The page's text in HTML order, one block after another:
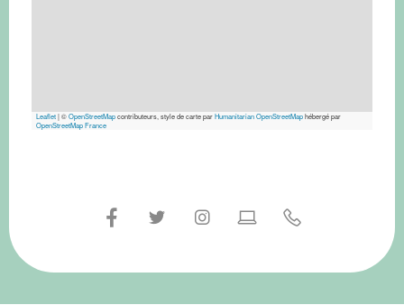
Leaflet|©OpenStreetMapcontributeurs, style de carte parHumanitarian OpenStreetMaphébergé par
OpenStreetMap France